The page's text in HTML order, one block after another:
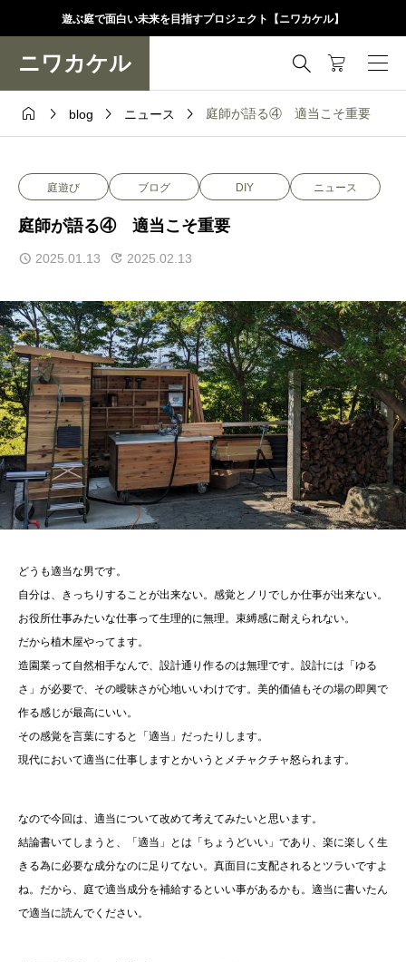
遊ぶ庭で面白い未来を目指すプロジェクト【ニワカケル】
ニワカケル 
  blog  ニュース  庭師が語る④ 適当こそ重要
庭遊び ブログ DIY ニュース
庭師が語る④ 適当こそ重要
2025.01.13 2025.02.13
どうも適当な男です。
自分は、きっちりすることが出来ない。感覚とノリでしか仕事が出来ない。
お役所仕事みたいな仕事って生理的に無理。束縛感に耐えられない。
だから植木屋やってます。
造園業って自然相手なんで、設計通り作るのは無理です。設計には「ゆる
さ」が必要で、その曖昧さが心地いいわけです。美的価値もその場の即興で
作る感じが最高にいい。
その感覚を言葉にすると「適当」だったりします。
現代において適当に仕事しますとかいうとメチャクチャ怒られます。
なので今回は、適当について改めて考えてみたいと思います。
結論書いてしまうと、「適当」とは「ちょうどいい」であり、楽に楽しく生
きる為に必要な成分なのに足りてない。真面目に支配されるとツラいですよ
ね。だから、庭で適当成分を補給するといい事があるかも。適当に書いたん
で適当に読んでください。